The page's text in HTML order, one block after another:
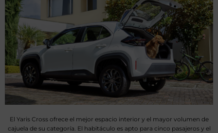
El Yaris Cross ofrece el mejor espacio interior y el mayor volumen de
cajuela de su categoría. El habitáculo es apto para cinco pasajeros y el